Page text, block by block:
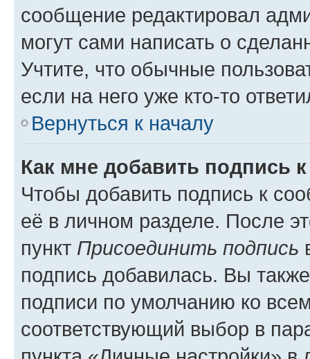
сообщение редактировал
могут сами написать о
Учтите, что обычные
если на него уже кто-то
Вернуться к началу
Как мне добавить подпись
Чтобы добавить подпись к
её в личном разделе. После
пункт Присоединить подпись
подпись добавилась. Вы
подписи по умолчанию ко
соответствующий выбор в